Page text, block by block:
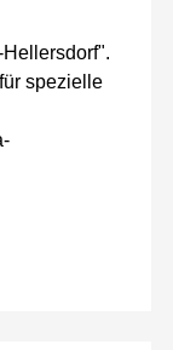
spezielle